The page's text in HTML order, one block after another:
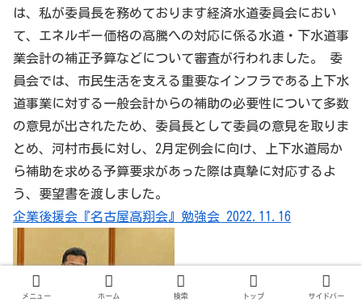
は、私が委員長を務めております経済水道委員会におい
て、エネルギー価格の高騰への対応に係る水道・下水道事
業会計の補正予算などについて審査が行われました。 委
員会では、市民生活を支える重要なインフラである上下水
道事業に対する一般会計からの補助の必要性について多数
の意見が出されたため、委員長として委員の意見を取りま
とめ、河村市長に対し、2月定例会に向け、上下水道局か
ら補助を求める予算要求があった際は真摯に対応するよ
う、要望書を渡しました。
企業後援会『名古屋高翔会』勉強会 2022.11.16
私の企業後援会、名古屋高翔
メニュー ホーム 検索 トップ サイドバー